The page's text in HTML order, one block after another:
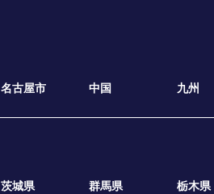
名古屋市 中国 九州
茨城県 群馬県 栃木県